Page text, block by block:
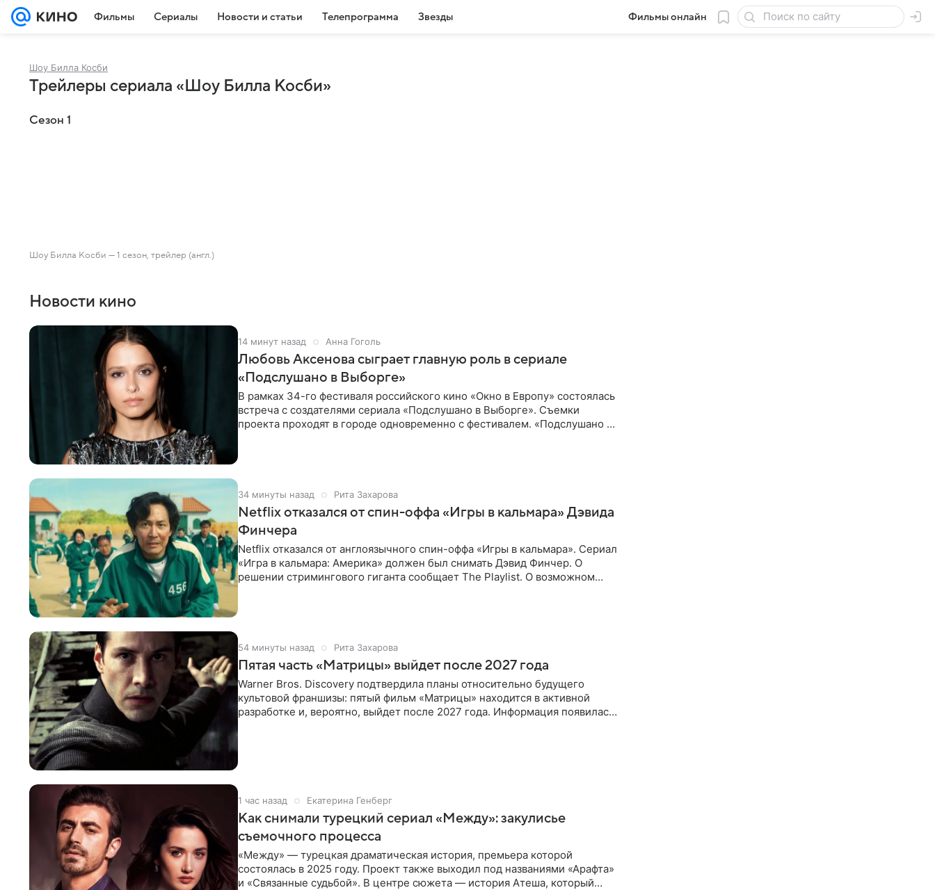
Фильмы Сериалы Новости и статьи Телепрограмма Звезды Фильмы онлайн
Шоу Билла Косби
Трейлеры сериала «Шоу Билла Косби»
Сезон 1
Шоу Билла Косби — 1 сезон, трейлер (англ.)
Новости кино
14 минут назад Анна Гоголь
Любовь Аксенова сыграет главную роль в сериале
«Подслушано в Выборге»
В рамках 34-го фестиваля российского кино «Окно в Европу» состоялась
встреча с создателями сериала «Подслушано в Выборге». Съемки
проекта проходят в городе одновременно с фестивалем. «Подслушано в
34 минуты назад Рита Захарова
Netflix отказался от спин-оффа «Игры в кальмара» Дэвида
Финчера
Netflix отказался от англоязычного спин-оффа «Игры в кальмара». Сериал
«Игра в кальмара: Америка» должен был снимать Дэвид Финчер. О
решении стримингового гиганта сообщает The Playlist. О возможном
54 минуты назад Рита Захарова
Пятая часть «Матрицы» выйдет после 2027 года
Warner Bros. Discovery подтвердила планы относительно будущего
культовой франшизы: пятый фильм «Матрицы» находится в активной
разработке и, вероятно, выйдет после 2027 года. Информация появилась
1 час назад Екатерина Генберг
Как снимали турецкий сериал «Между»: закулисье
съемочного процесса
«Между» — турецкая драматическая история, премьера которой
состоялась в 2025 году. Проект также выходил под названиями «Арафта»
и «Связанные судьбой». В центре сюжета — история Атеша, который